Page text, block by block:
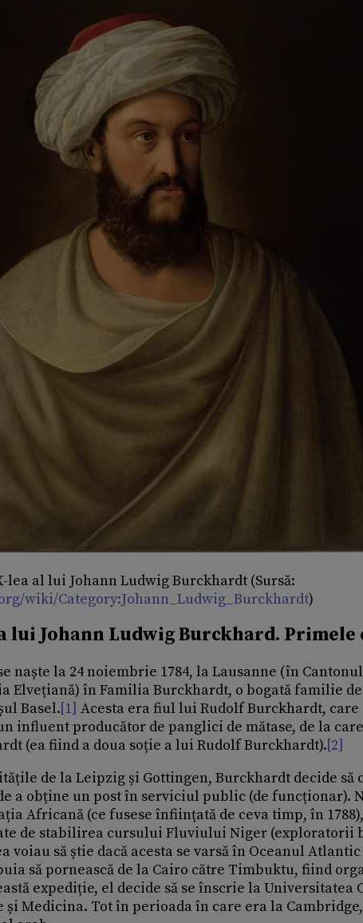
al lui Johann Ludwig Burckhardt (Sursă:
wiki/Category:Johann_Ludwig_Burckhardt)
lui Johann Ludwig Burckhard.
naște la 24 noiembrie 1784, la Lausanne (în
Elvețiană) în Familia Burckhardt, o bogată familie
Basel.[1] Acesta era fiul lui Rudolf Burckhardt,
influent producător de panglici de mătase, de la
(ea fiind a doua soție a lui Rudolf Burckhardt).[2]
de la Leipzig și Gottingen, Burckhardt decide să
a obține un post în serviciul public (de funcționar).
Africană (ce fusese înființată de ceva timp, în
de stabilirea cursului Fluviului Niger (exploratorii
voiau să știe dacă acesta se varsă în Oceanul
să pornească de la Cairo către Timbuktu, fiind
expediție, el decide să se înscrie la Universitatea
Medicina. Tot în perioada în care era la